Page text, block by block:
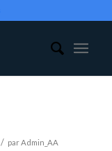
/ parAdmin_AA